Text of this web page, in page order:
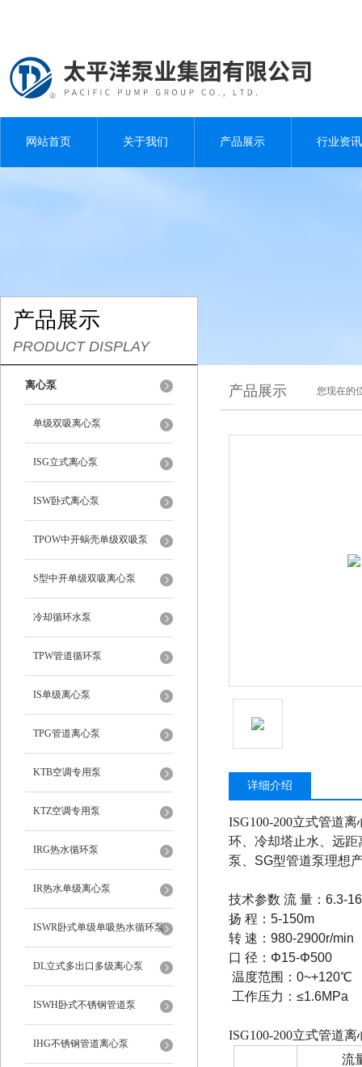
网站首页 关于我们 产品展示 行业资讯
产品展示
PRODUCT DISPLAY
离心泵
单级双吸离心泵
ISG立式离心泵
ISW卧式离心泵
TPOW中开蜗壳单级双吸泵
S型中开单级双吸离心泵
冷却循环水泵
TPW管道循环泵
IS单级离心泵
TPG管道离心泵
KTB空调专用泵
KTZ空调专用泵
IRG热水循环泵
IR热水单级离心泵
ISWR卧式单级单吸热水循环泵
DL立式多出口多级离心泵
ISWH卧式不锈钢管道泵
IHG不锈钢管道离心泵
产品展示 您现在的
详细介绍
ISG100-200立式管道离
环、冷却塔止水、远
泵、SG型管道泵理想
技术参数 流 量：6.3-
扬 程：5-150m
转 速：980-2900r/min
口 径：Φ15-Φ500
温度范围：0~+120℃
工作压力：≤1.6MPa
ISG100-200立式管道
流